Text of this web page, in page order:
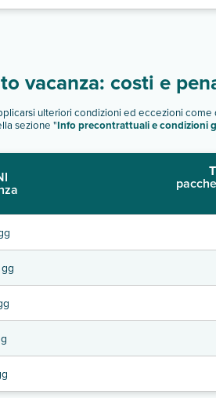
vacanza: costi e
ulteriori condizioni ed eccezioni come
sezione "Info precontrattuali e condizioni